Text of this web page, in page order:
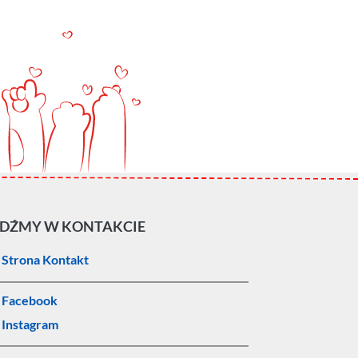
W KONTAKCIE
Strona Kontakt
Facebook
Instagram